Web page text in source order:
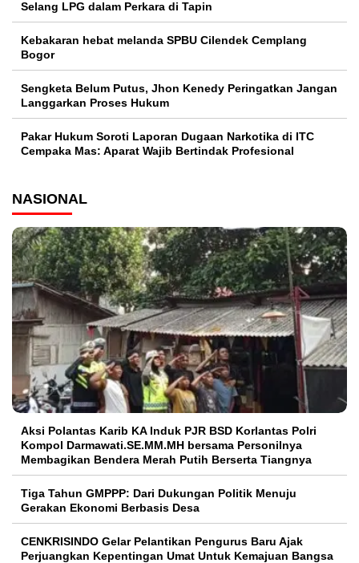
Selang LPG dalam Perkara di Tapin
Kebakaran hebat melanda SPBU Cilendek Cemplang
Bogor
Sengketa Belum Putus, Jhon Kenedy Peringatkan Jangan
Langgarkan Proses Hukum
Pakar Hukum Soroti Laporan Dugaan Narkotika di ITC
Cempaka Mas: Aparat Wajib Bertindak Profesional
NASIONAL
Aksi Polantas Karib KA Induk PJR BSD Korlantas Polri
Kompol Darmawati.SE.MM.MH bersama Personilnya
Membagikan Bendera Merah Putih Berserta Tiangnya
Tiga Tahun GMPPP: Dari Dukungan Politik Menuju
Gerakan Ekonomi Berbasis Desa
CENKRISINDO Gelar Pelantikan Pengurus Baru Ajak
Perjuangkan Kepentingan Umat Untuk Kemajuan Bangsa